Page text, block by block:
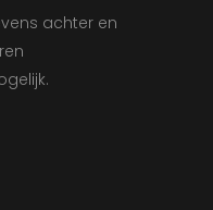
achter en